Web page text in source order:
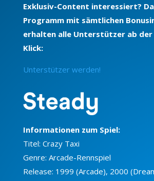
Exklusiv-Content interessiert?
Programm mit sämtlichen
erhalten alle Unterstützer ab der
Klick:
Unterstützer werden!
Informationen zum Spiel:
Titel: Crazy Taxi
Genre: Arcade-Rennspiel
Release: 1999 (Arcade), 2000